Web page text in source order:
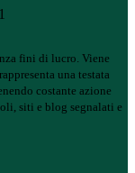
fini di lucro. Viene
una testata
costante azione
siti e blog segnalati e